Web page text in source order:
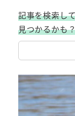
記事を検索し
見つかるかも